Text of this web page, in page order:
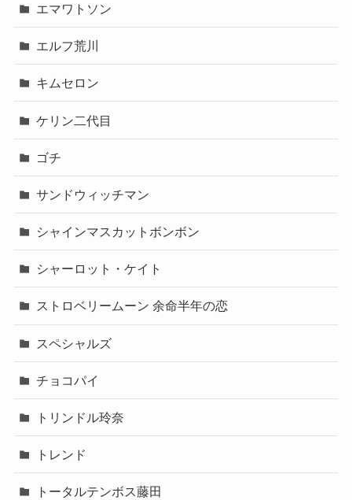
エマワトソン
エルフ荒川
キムセロン
ケリン二代目
ゴチ
サンドウィッチマン
シャインマスカットボンボン
シャーロット・ケイト
ストロベリームーン 余命半年の恋
スペシャルズ
チョコパイ
トリンドル玲奈
トレンド
トータルテンボス藤田